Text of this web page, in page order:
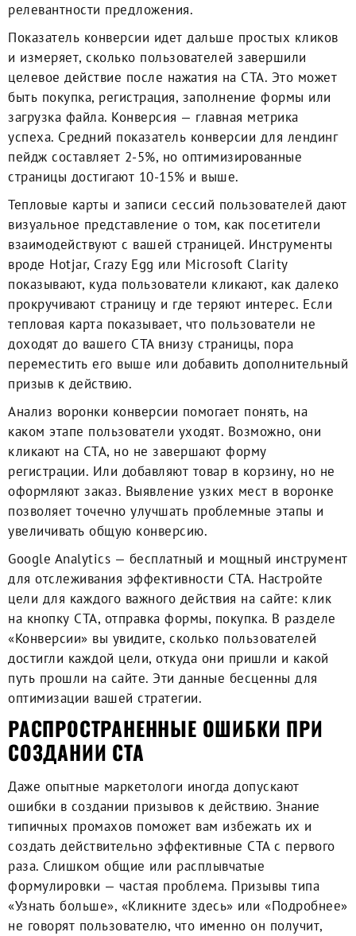
релевантности предложения.
Показатель конверсии идет дальше простых кликов
и измеряет, сколько пользователей завершили
целевое действие после нажатия на CTA. Это может
быть покупка, регистрация, заполнение формы или
загрузка файла. Конверсия — главная метрика
успеха. Средний показатель конверсии для лендинг
пейдж составляет 2-5%, но оптимизированные
страницы достигают 10-15% и выше.
Тепловые карты и записи сессий пользователей дают
визуальное представление о том, как посетители
взаимодействуют с вашей страницей. Инструменты
вроде Hotjar, Crazy Egg или Microsoft Clarity
показывают, куда пользователи кликают, как далеко
прокручивают страницу и где теряют интерес. Если
тепловая карта показывает, что пользователи не
доходят до вашего CTA внизу страницы, пора
переместить его выше или добавить дополнительный
призыв к действию.
Анализ воронки конверсии помогает понять, на
каком этапе пользователи уходят. Возможно, они
кликают на CTA, но не завершают форму
регистрации. Или добавляют товар в корзину, но не
оформляют заказ. Выявление узких мест в воронке
позволяет точечно улучшать проблемные этапы и
увеличивать общую конверсию.
Google Analytics — бесплатный и мощный инструмент
для отслеживания эффективности CTA. Настройте
цели для каждого важного действия на сайте: клик
на кнопку CTA, отправка формы, покупка. В разделе
«Конверсии» вы увидите, сколько пользователей
достигли каждой цели, откуда они пришли и какой
путь прошли на сайте. Эти данные бесценны для
оптимизации вашей стратегии.
РАСПРОСТРАНЕННЫЕ ОШИБКИ ПРИ
СОЗДАНИИ CTA
Даже опытные маркетологи иногда допускают
ошибки в создании призывов к действию. Знание
типичных промахов поможет вам избежать их и
создать действительно эффективные CTA с первого
раза. Слишком общие или расплывчатые
формулировки — частая проблема. Призывы типа
«Узнать больше», «Кликните здесь» или «Подробнее»
не говорят пользователю, что именно он получит,